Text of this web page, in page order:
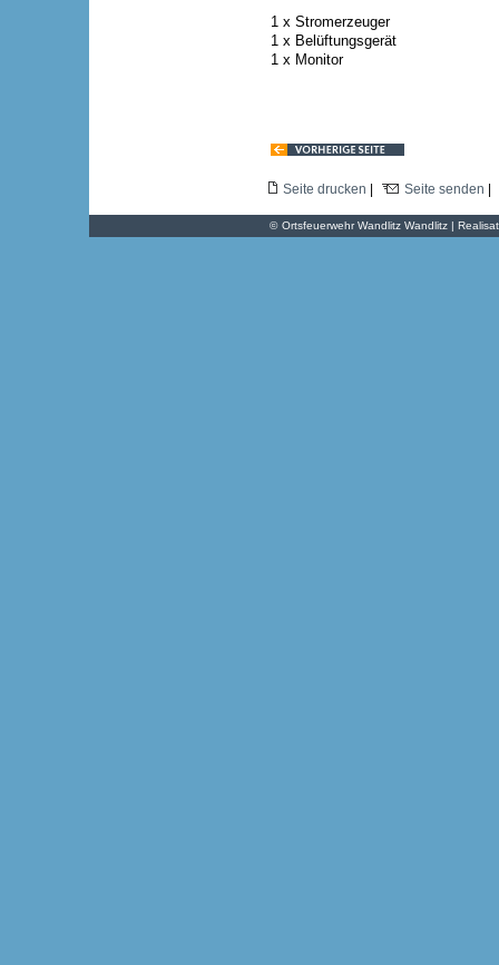
1 x Stromerzeuger
1 x Belüftungsgerät
1 x Monitor
Seite drucken Seite senden
© Ortsfeuerwehr Wandlitz Wandlitz |